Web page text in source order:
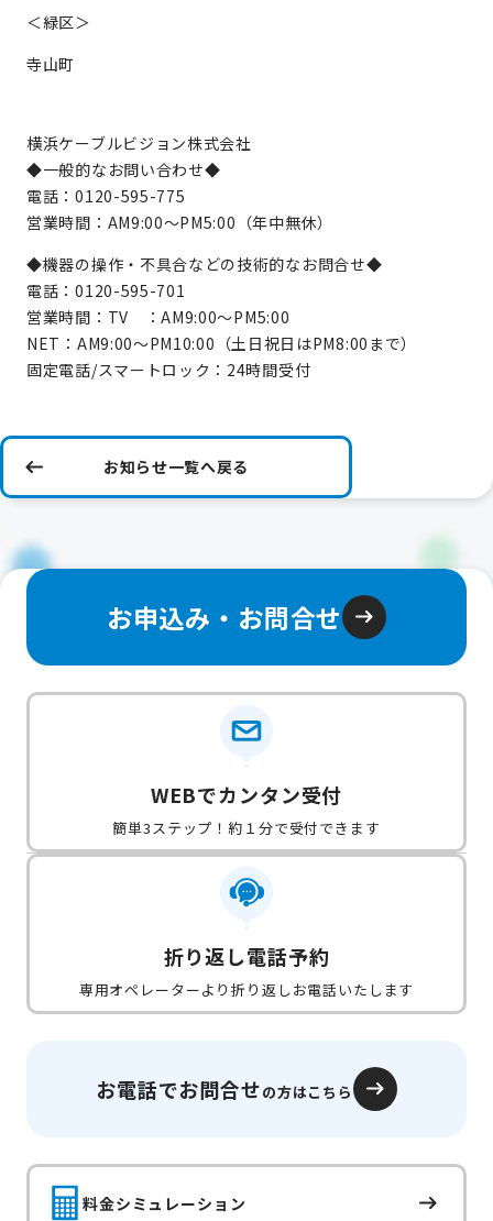
＜緑区＞
寺山町
横浜ケーブルビジョン株式会社
◆一般的なお問い合わせ◆
電話：0120-595-775
営業時間：AM9:00～PM5:00（年中無休）
◆機器の操作・不具合などの技術的なお問合せ◆
電話：0120-595-701
営業時間：TV ：AM9:00～PM5:00
NET：AM9:00～PM10:00（土日祝日はPM8:00まで）
固定電話/スマートロック：24時間受付
お知らせ一覧へ戻る
お申込み・お問合せ
WEBでカンタン受付
簡単3ステップ！約１分で受付できます
折り返し電話予約
専用オペレーターより折り返しお電話いたします
お電話でお問合せの方はこちら
料金シミュレーション